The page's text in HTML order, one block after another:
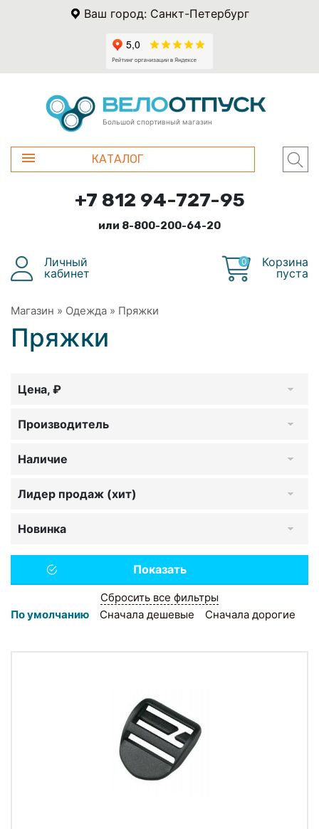
Ваш город: Санкт-Петербург
Большой спортивный магазин
КАТАЛОГ
+7 812 94-727-95
или 8-800-200-64-20
Личный
кабинет
0
Корзина
пуста
Магазин » Одежда » Пряжки
Пряжки
Цена, ₽
Производитель
Наличие
Лидер продаж (хит)
Новинка
Сбросить все фильтры
По умолчанию
Сначала дешевые Сначала дорогие